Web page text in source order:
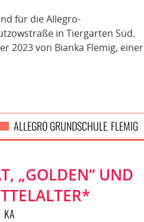
für die Allegro-
in Tiergarten Süd.
2023 von Bianka Flemig, einer
ALLEGRO GRUNDSCHULE, FLEMIG
„GOLDEN“ UND
KA